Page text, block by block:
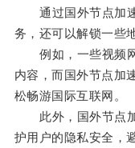
通过国外节点加速
务，还可以解锁一些
例如，一些视频网
内容，而国外节点加
松畅游国际互联网。
此外，国外节点加
护用户的隐私安全，